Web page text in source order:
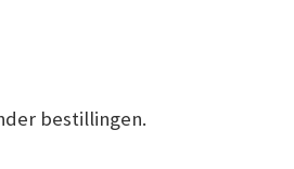
bestillingen.